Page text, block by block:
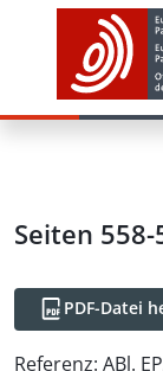
Seiten 558-
PDF-Datei
Referenz: ABl.